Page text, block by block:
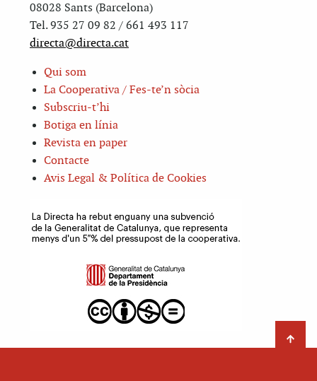
08028 Sants (Barcelona)
Tel. 935 27 09 82 / 661 493 117
directa@directa.cat
Qui som
La Cooperativa / Fes-te’n sòcia
Subscriu-t’hi
Botiga en línia
Revista en paper
Contacte
Avis Legal & Política de Cookies